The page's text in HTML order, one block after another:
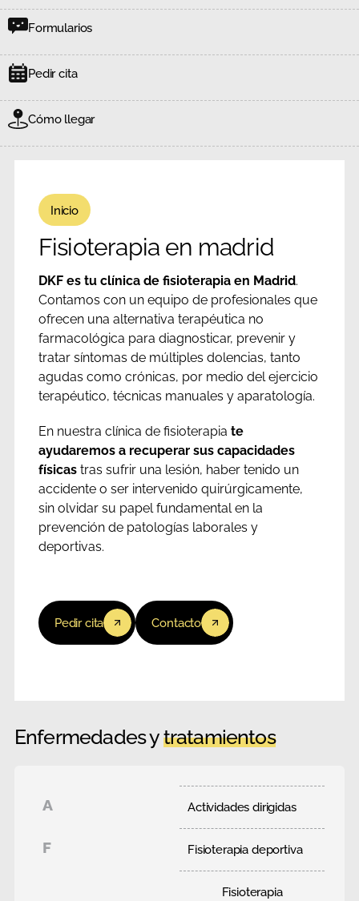
Formularios
Pedir cita
Cómo llegar
Inicio
Fisioterapia en madrid
DKF es tu clínica de fisioterapia en Madrid.
Contamos con un equipo de profesionales que
ofrecen una alternativa terapéutica no
farmacológica para diagnosticar, prevenir y
tratar síntomas de múltiples dolencias, tanto
agudas como crónicas, por medio del ejercicio
terapéutico, técnicas manuales y aparatología.
En nuestra clínica de fisioterapia te
ayudaremos a recuperar sus capacidades
físicastras sufrir una lesión, haber tenido un
accidente o ser intervenido quirúrgicamente,
sin olvidar su papel fundamental en la
prevención de patologías laborales y
deportivas.
Pedir cita Contacto
Enfermedades ytratamientos
A Actividades dirigidas
F Fisioterapia deportiva
Fisioterapia